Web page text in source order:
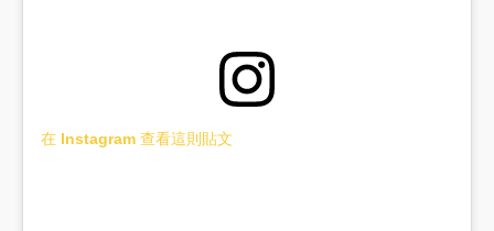
在 Instagram 查看這則貼文